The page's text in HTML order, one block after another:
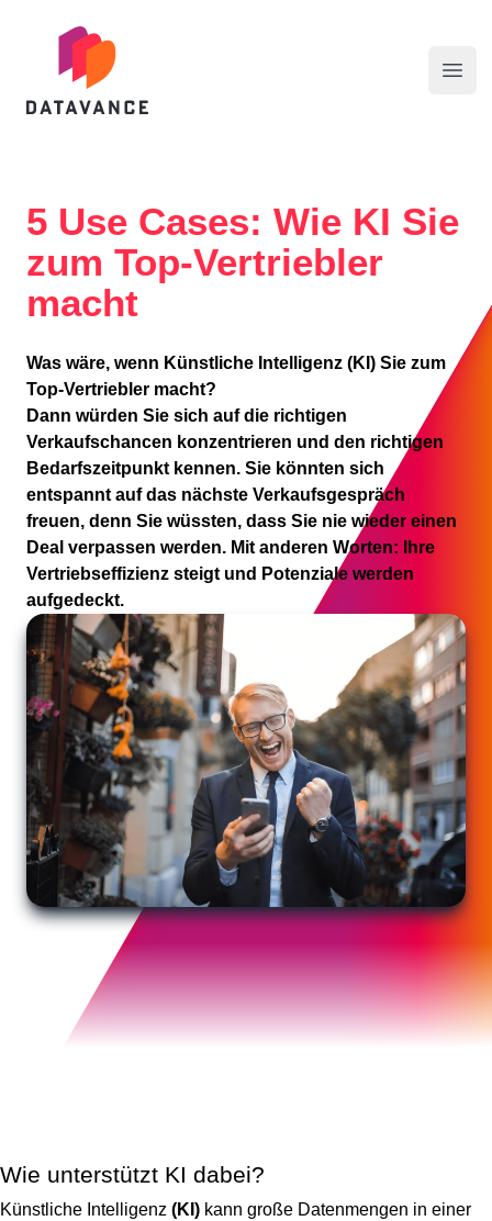
datavance GmbH
5 Use Cases: Wie KI Sie
zum Top-Vertriebler
macht
Was wäre, wenn Künstliche Intelligenz (KI) Sie zum
Top-Vertriebler macht?
Dann würden Sie sich auf die richtigen
Verkaufschancen konzentrieren und den richtigen
Bedarfszeitpunkt kennen. Sie könnten sich
entspannt auf das nächste Verkaufsgespräch
freuen, denn Sie wüssten, dass Sie nie wieder einen
Deal verpassen werden. Mit anderen Worten: Ihre
Vertriebseffizienz steigt und Potenziale werden
aufgedeckt.
Wie unterstützt KI dabei?
Künstliche Intelligenz (KI) kann große Datenmengen in einer